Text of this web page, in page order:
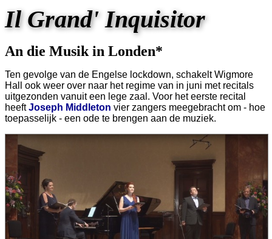
Il Grand' Inquisitor
An die Musik in Londen*
Ten gevolge van de Engelse lockdown, schakelt Wigmore
Hall ook weer over naar het regime van in juni met recitals
uitgezonden vanuit een lege zaal. Voor het eerste recital
heeftJoseph Middleton vier zangers meegebracht om - hoe
toepasselijk - een ode te brengen aan de muziek.